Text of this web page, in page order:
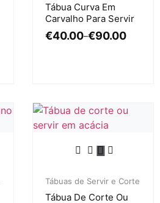
Tábua Curva Em
Carvalho Para Servir
€40.00–€90.00
Tábuas de Servir e Corte
Tábua De Corte Ou